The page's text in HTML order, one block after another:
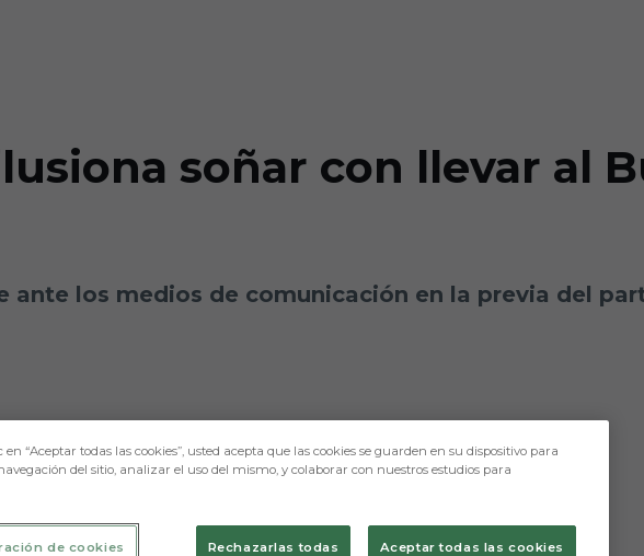
soñar con llevar al
ante los medios de comunicación en la previa del
“Aceptar todas las cookies”, usted acepta que las cookies se guarden en su dispositivo para
del sitio, analizar el uso del mismo, y colaborar con nuestros estudios para
Rechazarlas todas Aceptar todas las cookies
de cookies